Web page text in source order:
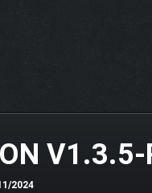
V1.3.5-
2024